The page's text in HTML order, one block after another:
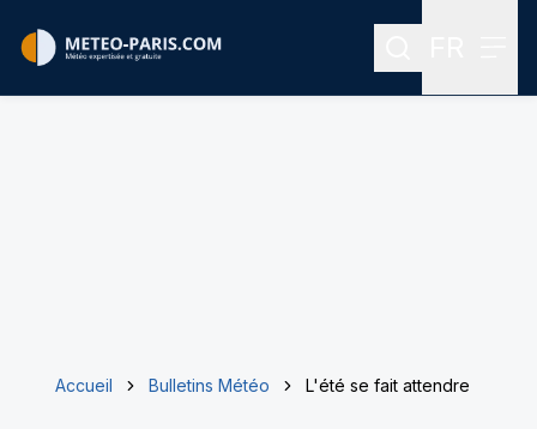
Rechercher
Accueil Bulletins Météo L'été se fait attendre